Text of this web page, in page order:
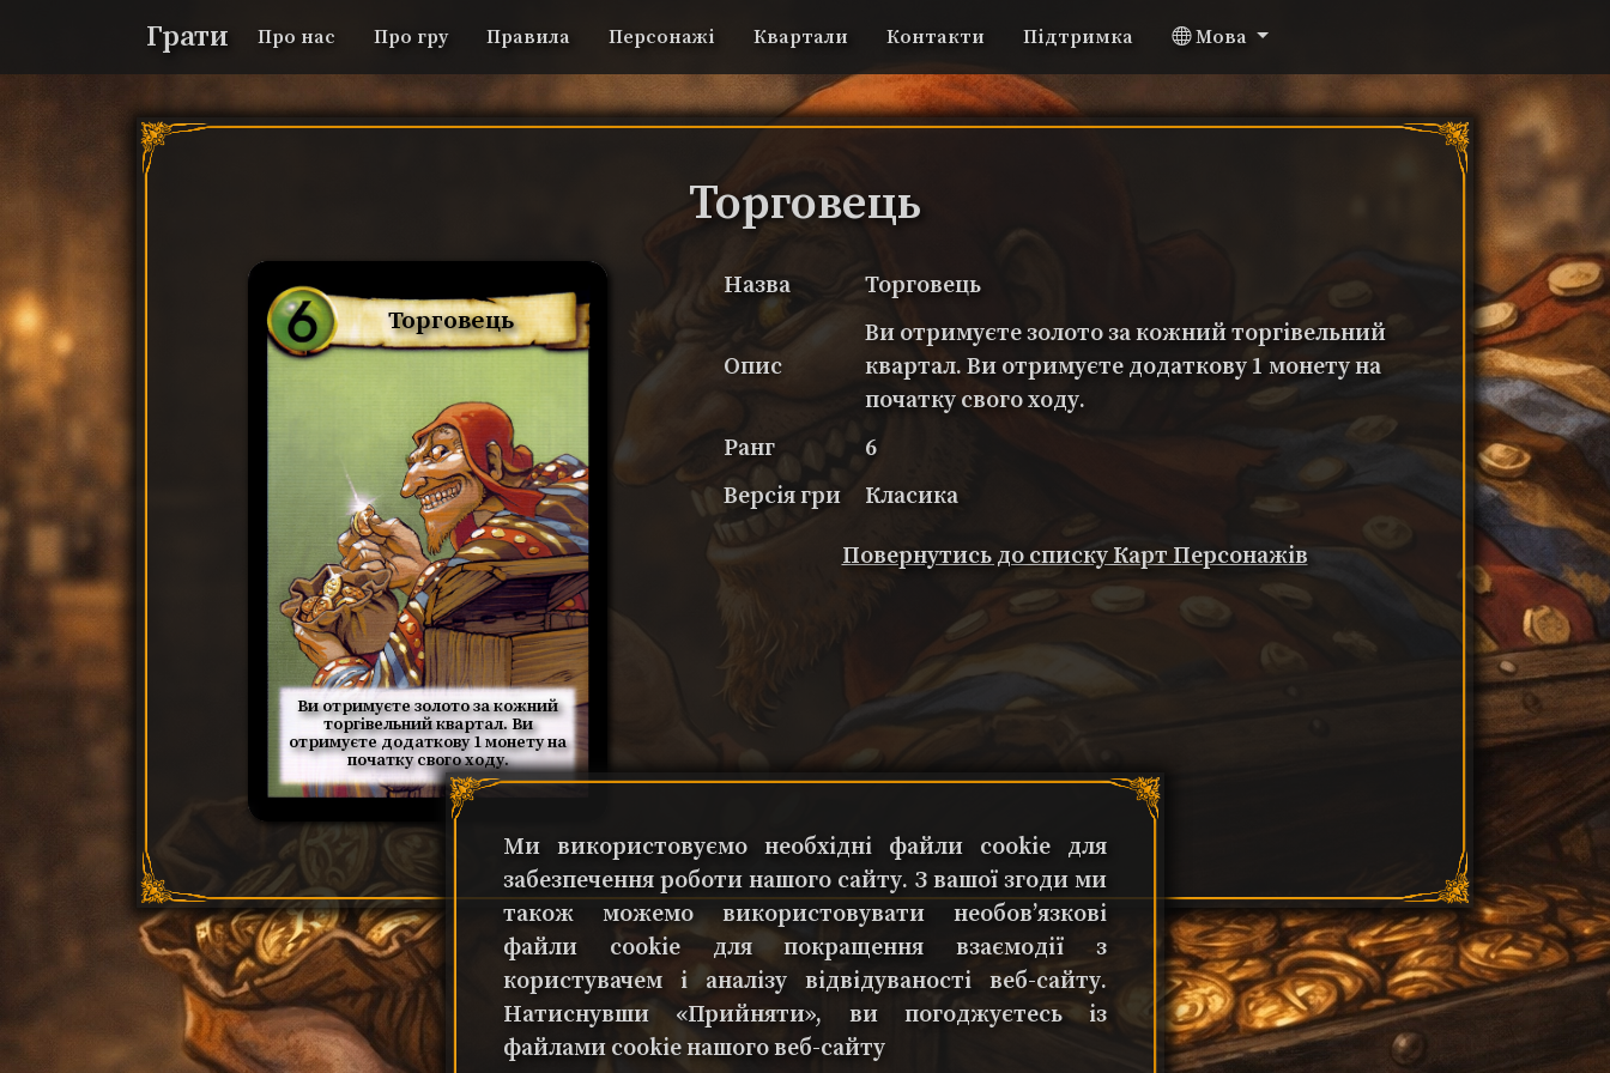
Грати Про нас Про гру Правила Персонажі Квартали Контакти Підтримка Мова
Торговець
Торговець
Ви отримуєте золото за кожний
торгівельний квартал. Ви
отримуєте додаткову 1 монету на
початку свого ходу.
Назва Торговець
Опис
Ви отримуєте золото за кожний торгівельний
квартал. Ви отримуєте додаткову 1 монету на
початку свого ходу.
Ранг
6
Версія гри
Класика
Повернутись до списку Карт Персонажів
Ми використовуємо необхідні файли cookie для
забезпечення роботи нашого сайту. З вашої згоди ми
також можемо використовувати необов’язкові
файли cookie для покращення взаємодії з
користувачем і аналізу відвідуваності веб-сайту.
Натиснувши «Прийняти», ви погоджуєтесь із
файлами cookie нашого веб-сайту